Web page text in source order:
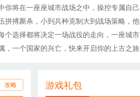
你将在一座座城市战场之中，操控专属自己
拼搏厮杀，小到兵种克制大到战场策略，他
个选择都将决定一场战役的走向，一座城市
，一个国家的兴亡，快来开启你的上古之旅
攻略 游戏礼包